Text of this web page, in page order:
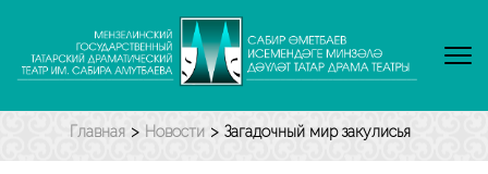
содержимому
Enter)
Главная > Новости > Загадочный мир закулисья